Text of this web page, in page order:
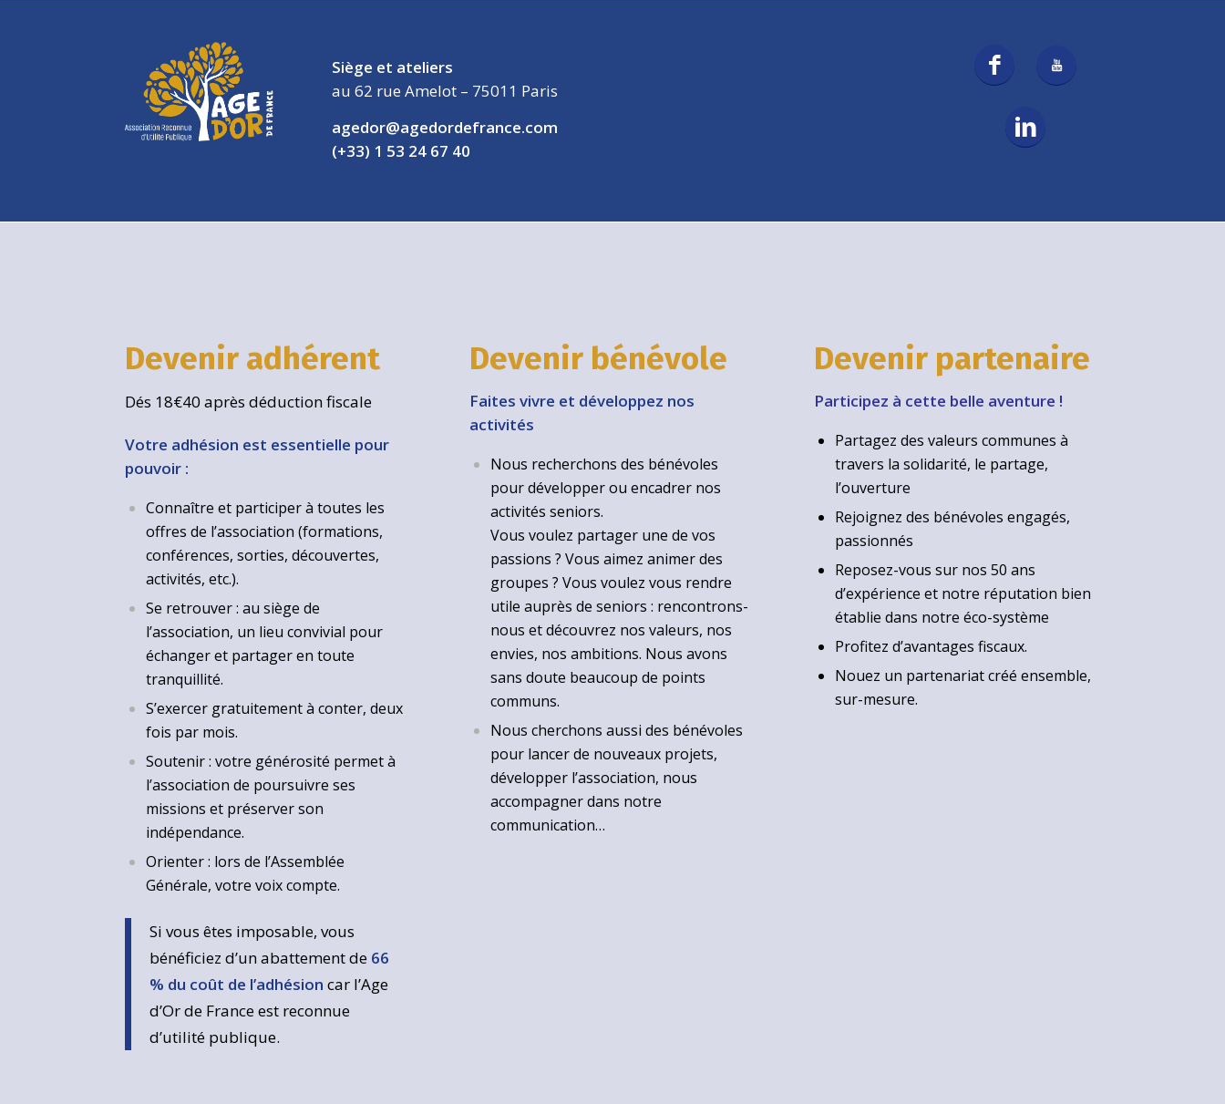
Siège et ateliers
au 62 rue Amelot – 75011 Paris
agedor@agedordefrance.com
(+33) 1 53 24 67 40
Devenir adhérent
Dés 18€40 après déduction fiscale
Votre adhésion est essentielle pour
pouvoir :
Connaître et participer à toutes les
offres de l’association (formations,
conférences, sorties, découvertes,
activités, etc.).
Se retrouver : au siège de
l’association, un lieu convivial pour
échanger et partager en toute
tranquillité.
S’exercer gratuitement à conter, deux
fois par mois.
Soutenir : votre générosité permet à
l’association de poursuivre ses
missions et préserver son
indépendance.
Orienter : lors de l’Assemblée
Générale, votre voix compte.
Si vous êtes imposable, vous
bénéficiez d’un abattement de 66
% du coût de l’adhésioncar l’Age
d’Or de France est reconnue
d’utilité publique.
Devenir bénévole
Faites vivre et développez nos
activités
Nous recherchons des bénévoles
pour développer ou encadrer nos
activités seniors.
Vous voulez partager une de vos
passions ? Vous aimez animer des
groupes ? Vous voulez vous rendre
utile auprès de seniors : rencontrons-
nous et découvrez nos valeurs, nos
envies, nos ambitions. Nous avons
sans doute beaucoup de points
communs.
Nous cherchons aussi des bénévoles
pour lancer de nouveaux projets,
développer l’association, nous
accompagner dans notre
communication…
Devenir partenaire
Participez à cette belle aventure !
Partagez des valeurs communes à
travers la solidarité, le partage,
l’ouverture
Rejoignez des bénévoles engagés,
passionnés
Reposez-vous sur nos 50 ans
d’expérience et notre réputation bien
établie dans notre éco-système
Profitez d’avantages fiscaux.
Nouez un partenariat créé ensemble,
sur-mesure.